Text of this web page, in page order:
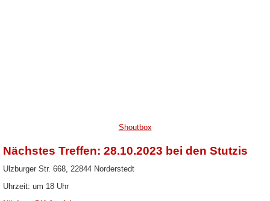
Shoutbox
Nächstes Treffen: 28.10.2023 bei den Stutzis
Ulzburger Str. 668, 22844 Norderstedt
Uhrzeit: um 18 Uhr